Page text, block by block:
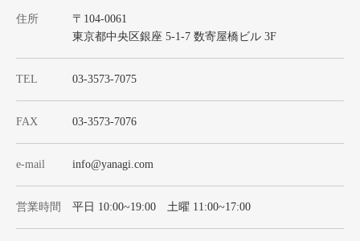
住所
〒104-0061
東京都中央区銀座 5-1-7 数寄屋橋ビル 3F
TEL 03-3573-7075
FAX 03-3573-7076
e-mail info@yanagi.com
営業時間 平日 10:00~19:00 土曜 11:00~17:00